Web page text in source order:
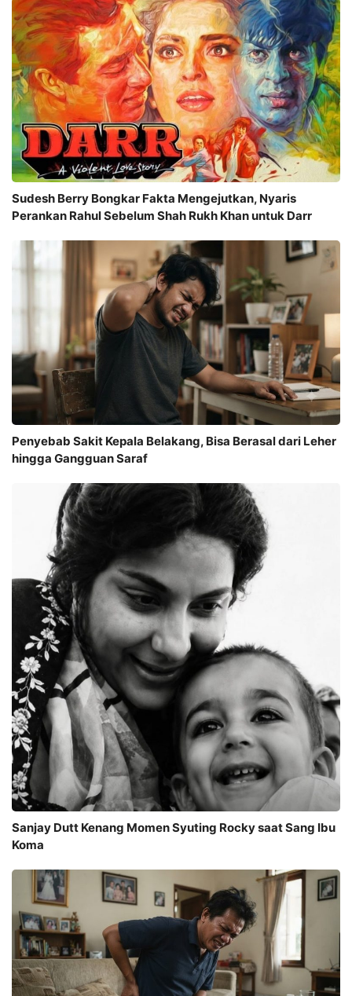
Sudesh Berry Bongkar Fakta Mengejutkan, Nyaris
Perankan Rahul Sebelum Shah Rukh Khan untuk Darr
Penyebab Sakit Kepala Belakang, Bisa Berasal dari Leher
hingga Gangguan Saraf
Sanjay Dutt Kenang Momen Syuting Rocky saat Sang Ibu
Koma